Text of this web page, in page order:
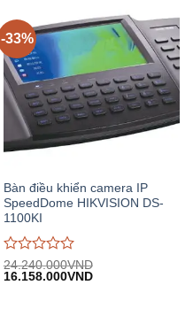
-33%
Bàn điều khiển camera IP
SpeedDome HIKVISION DS-
1100KI
Được
đánh
24.240.000VND
Giá
16.158.000VNDGiá